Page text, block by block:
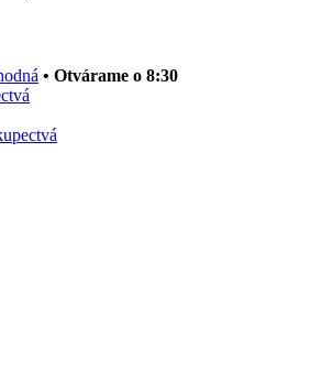
• Otvárame o 8:30